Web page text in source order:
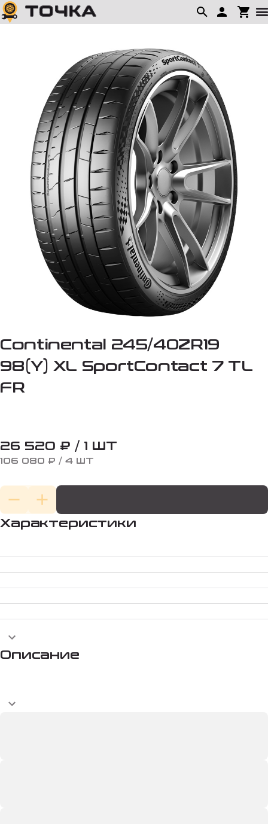
Continental 245/40ZR19
98(Y) XL SportContact 7 TL
FR
26 520 ₽ / 1 ШТ
106 080 ₽ / 4 ШТ
Характеристики
Описание